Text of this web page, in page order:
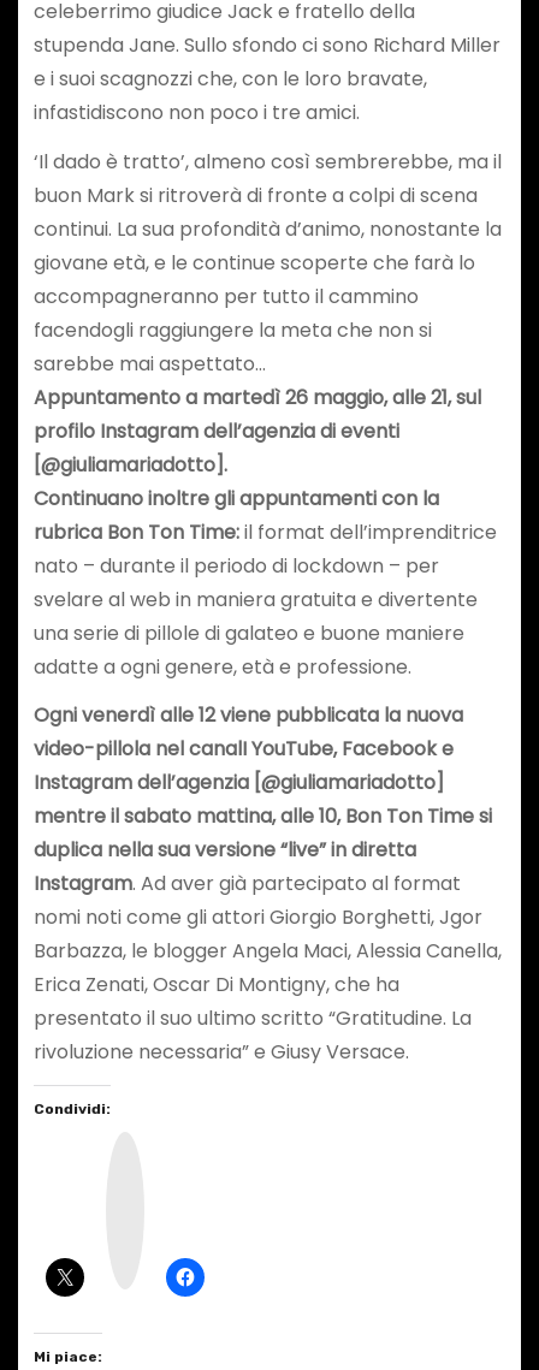
celeberrimo giudice Jack e fratello della
stupenda Jane. Sullo sfondo ci sono Richard Miller
e i suoi scagnozzi che, con le loro bravate,
infastidiscono non poco i tre amici.
‘Il dado è tratto’, almeno così sembrerebbe, ma il
buon Mark si ritroverà di fronte a colpi di scena
continui. La sua profondità d’animo, nonostante la
giovane età, e le continue scoperte che farà lo
accompagneranno per tutto il cammino
facendogli raggiungere la meta che non si
sarebbe mai aspettato…
Appuntamento a martedì 26 maggio, alle 21, sul
profilo Instagram dell’agenzia di eventi
[@giuliamariadotto].
Continuano inoltre gli appuntamenti con la
rubrica Bon Ton Time:il format dell’imprenditrice
nato – durante il periodo di lockdown – per
svelare al web in maniera gratuita e divertente
una serie di pillole di galateo e buone maniere
adatte a ogni genere, età e professione.
Ogni venerdì alle 12 viene pubblicata la nuova
video-pillola nel canalI YouTube, Facebook e
Instagram dell’agenzia [@giuliamariadotto]
mentre il sabato mattina, alle 10, Bon Ton Time si
duplica nella sua versione “live” in diretta
Instagram. Ad aver già partecipato al format
nomi noti come gli attori Giorgio Borghetti, Jgor
Barbazza, le blogger Angela Maci, Alessia Canella,
Erica Zenati, Oscar Di Montigny, che ha
presentato il suo ultimo scritto “Gratitudine. La
rivoluzione necessaria” e Giusy Versace.
Condividi:
Mi piace: